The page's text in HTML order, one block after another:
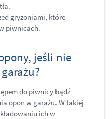
gryzoniami, które
piwnicach.
jeśli nie
do piwnicy bądź
opon w garażu. W takiej
ich w